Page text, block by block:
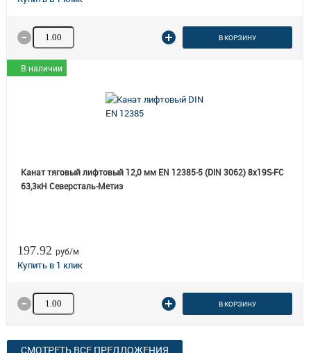
Количество товара В КОРЗИНУ
В наличии
Канат тяговый лифтовый 12,0 мм EN 12385-5 (DIN 3062) 8х19S-FC
63,3кН Северсталь-Метиз
197.92 руб/м
Количество товара В КОРЗИНУ
СМОТРЕТЬ ВСЕ ПРЕДЛОЖЕНИЯ